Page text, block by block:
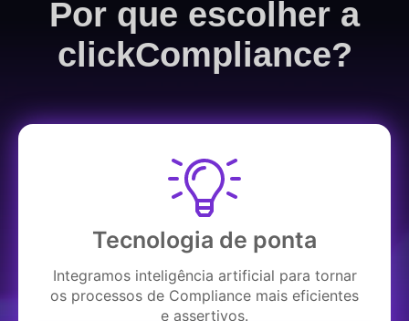
Por que escolher a
clickCompliance?
Tecnologia de ponta
Integramos inteligência artificial para tornar
os processos de Compliance mais eficientes
e assertivos.